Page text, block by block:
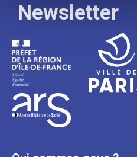
Newsletter